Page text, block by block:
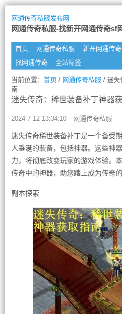
网通传奇私服发布网
网通传奇私服-找新开网通传奇sf
首页 网通传奇私服 新开网通传奇
找网通传奇
全站标签
当前位置： 首页/ 网通传奇私服 / 迷失
南
迷失传奇：稀世装备补丁神器
2024-7-12 13:34:10 网通传奇私服
迷失传奇稀世装备补丁是一个备受
人垂涎的装备，包括神器。这些神
力，将彻底改变玩家的游戏体验。
传奇中的神器，助您踏上成为传奇的
副本探索